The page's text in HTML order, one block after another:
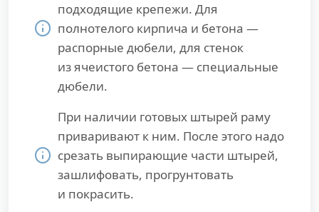
подходящие крепежи. Для
полнотелого кирпича и бетона —
распорные дюбели, для стенок
из ячеистого бетона — специальные
дюбели.
При наличии готовых штырей раму
приваривают к ним. После этого надо
срезать выпирающие части штырей,
зашлифовать, прогрунтовать
и покрасить.